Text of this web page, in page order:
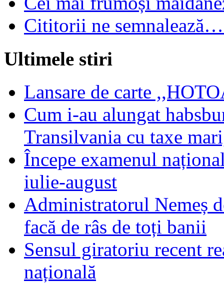
Cititorii ne
Ultimele stiri
Lansare de carte
Cum i-au alungat
Transilvania cu taxe
Începe examenul
iulie-august
Administratorul Nemeș
facă de râs de toți banii
Sensul giratoriu recent
națională